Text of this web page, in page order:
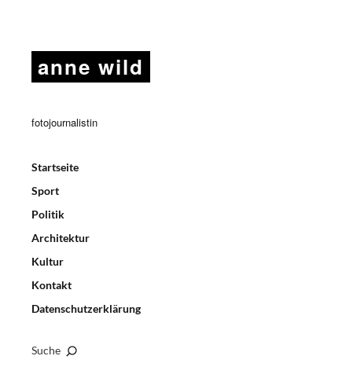
anne wild
fotojournalistin
Startseite
Sport
Politik
Architektur
Kultur
Kontakt
Datenschutzerklärung
Suche